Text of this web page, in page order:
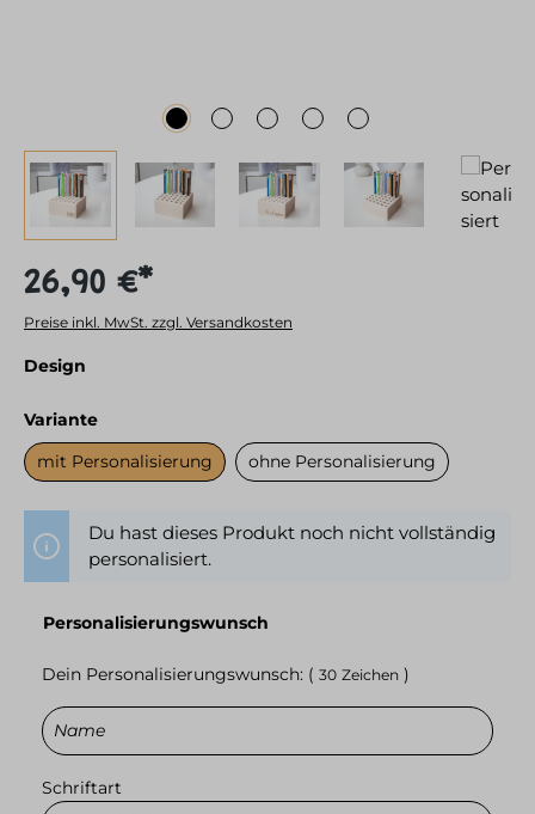
26,90 €*
Preise inkl. MwSt. zzgl. Versandkosten
Design
Varianteauswählen
mit Personalisierung
ohne Personalisierung
Du hast dieses Produkt noch nicht vollständig
personalisiert.
Personalisierungswunsch
Dein Personalisierungswunsch: ( 30 Zeichen )
Schriftart